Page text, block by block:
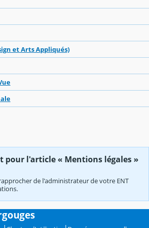
et Arts Appliqués)
pour l'article « Mentions légales »
de l'administrateur de votre ENT